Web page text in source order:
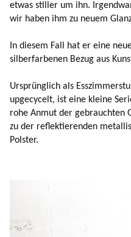
etwas stiller um ihn.
wir haben ihm zu neuem
In diesem Fall hat er eine
silberfarbenen Bezug aus
Ursprünglich als
upgecycelt, ist eine kleine
rohe Anmut der gebrauchten
zu der reflektierenden
Polster.